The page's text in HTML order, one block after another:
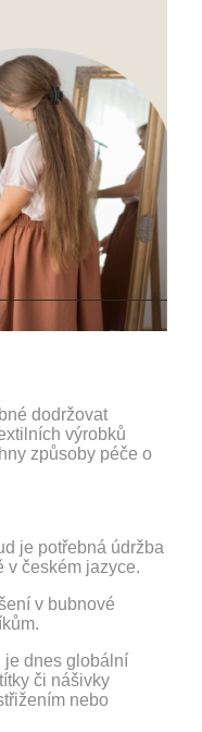
dodržovat
výrobků
způsoby péče o
je potřebná údržba
v českém jazyce.
v bubnové
je dnes globální
či nášivky
nebo